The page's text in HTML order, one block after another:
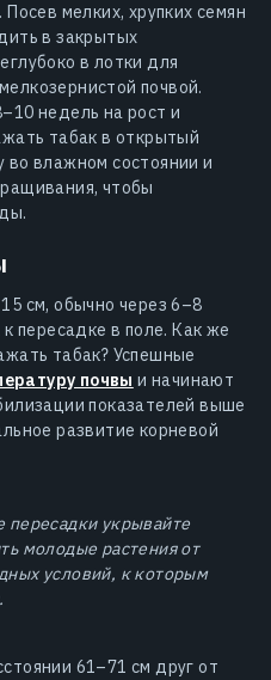
мелких, хрупких семян
в закрытых
в лотки для
почвой.
недель на рост и
табак в открытый
влажном состоянии и
чтобы
см, обычно через 6–8
пересадке в поле. Как же
табак? Успешные
почвы и начинают
показателей выше
развитие корневой
пересадки укрывайте
молодые растения от
условий, к которым
61–71 см друг от